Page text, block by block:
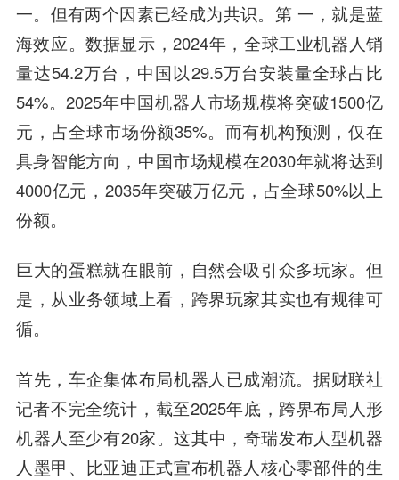
一。但有两个因素已经成为共识。第 一，就是蓝
海效应。数据显示，2024年，全球工业机器人销
量达54.2万台，中国以29.5万台安装量全球占比
54%。2025年中国机器人市场规模将突破1500亿
元，占全球市场份额35%。而有机构预测，仅在
具身智能方向，中国市场规模在2030年就将达到
4000亿元，2035年突破万亿元，占全球50%以上
份额。
巨大的蛋糕就在眼前，自然会吸引众多玩家。但
是，从业务领域上看，跨界玩家其实也有规律可
循。
首先，车企集体布局机器人已成潮流。据财联社
记者不完全统计，截至2025年底，跨界布局人形
机器人至少有20家。这其中，奇瑞发布人型机器
人墨甲、比亚迪正式宣布机器人核心零部件的生